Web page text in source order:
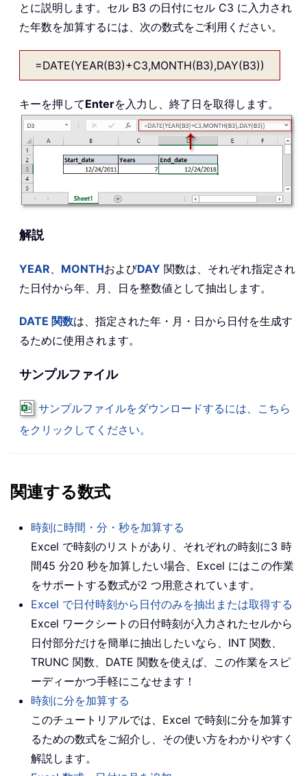
とに説明します。セル B3 の日付にセル C3 に入力され
た年数を加算するには、次の数式をご利用ください。
=DATE(YEAR(B3)+C3,MONTH(B3),DAY(B3))
キーを押してEnterを入力し、終了日を取得します。
解説
YEAR、 MONTHおよびDAY 関数は、それぞれ指定され
た日付から年、月、日を整数値として抽出します。
DATE 関数は、指定された年・月・日から日付を生成す
るために使用されます。
サンプルファイル
サンプルファイルをダウンロードするには、こちら
をクリックしてください。
関連する数式
時刻に時間・分・秒を加算する
Excel で時刻のリストがあり、それぞれの時刻に3 時
間45 分20 秒を加算したい場合、Excel にはこの作業
をサポートする数式が2 つ用意されています。
Excel で日付時刻から日付のみを抽出または取得する
Excel ワークシートの日付時刻が入力されたセルから
日付部分だけを簡単に抽出したいなら、INT 関数、
TRUNC 関数、DATE 関数を使えば、この作業をスピ
ーディーかつ手軽にこなせます！
時刻に分を加算する
このチュートリアルでは、Excel で時刻に分を加算す
るための数式をご紹介し、その使い方をわかりやすく
解説します。